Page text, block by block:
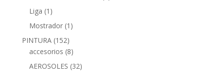
Liga (1)
Mostrador (1)
PINTURA (152)
accesorios (8)
AEROSOLES (32)